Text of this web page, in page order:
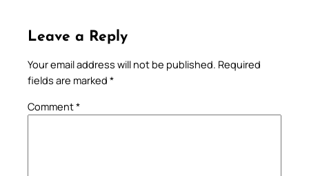
Leave a Reply
Your email address will not be published. Required
fields are marked *
Comment*